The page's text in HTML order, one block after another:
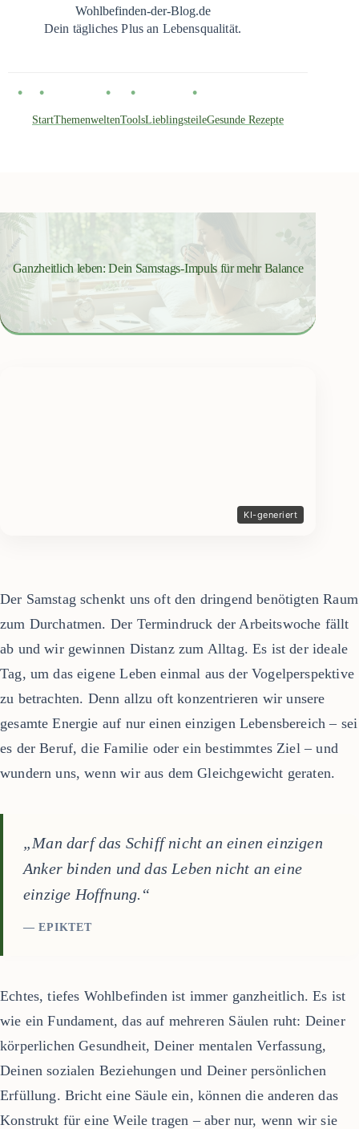
Wohlbefinden-der-Blog.de
Dein tägliches Plus an Lebensqualität.
StartThemenweltenToolsLieblingsteileGesunde Rezepte
Ganzheitlich leben: Dein Samstags-Impuls für mehr Balance
Der Samstag schenkt uns oft den dringend benötigten Raum
zum Durchatmen. Der Termindruck der Arbeitswoche fällt
ab und wir gewinnen Distanz zum Alltag. Es ist der ideale
Tag, um das eigene Leben einmal aus der Vogelperspektive
zu betrachten. Denn allzu oft konzentrieren wir unsere
gesamte Energie auf nur einen einzigen Lebensbereich – sei
es der Beruf, die Familie oder ein bestimmtes Ziel – und
wundern uns, wenn wir aus dem Gleichgewicht geraten.
„Man darf das Schiff nicht an einen einzigen
Anker binden und das Leben nicht an eine
einzige Hoffnung.“
— EPIKTET
Echtes, tiefes Wohlbefinden ist immer ganzheitlich. Es ist
wie ein Fundament, das auf mehreren Säulen ruht: Deiner
körperlichen Gesundheit, Deiner mentalen Verfassung,
Deinen sozialen Beziehungen und Deiner persönlichen
Erfüllung. Bricht eine Säule ein, können die anderen das
Konstrukt für eine Weile tragen – aber nur, wenn wir sie